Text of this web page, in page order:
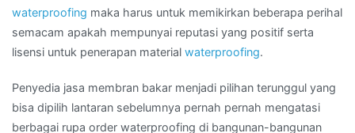
waterproofing maka harus untuk memikirkan beberapa perihal
semacam apakah mempunyai reputasi yang positif serta
lisensi untuk penerapan material waterproofing.
Penyedia jasa membran bakar menjadi pilihan terunggul yang
bisa dipilih lantaran sebelumnya pernah pernah mengatasi
berbagai rupa order waterproofing di bangunan-bangunan